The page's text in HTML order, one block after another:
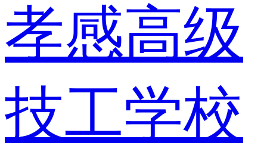
孝感高级
技工学校